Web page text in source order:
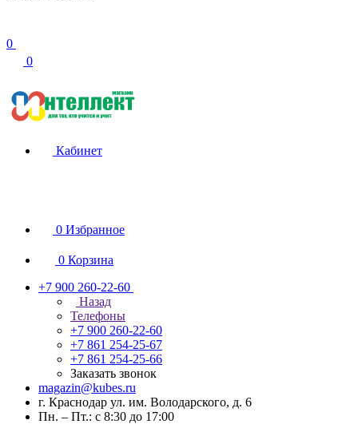
0
0
Кабинет
0 Избранное
0 Корзина
+7 900 260-22-60
Назад
Телефоны
+7 900 260-22-60
+7 861 254-25-67
+7 861 254-25-66
Заказать звонок
magazin@kubes.ru
г. Краснодар ул. им. Володарского, д. 6
Пн. – Пт.: с 8:30 до 17:00